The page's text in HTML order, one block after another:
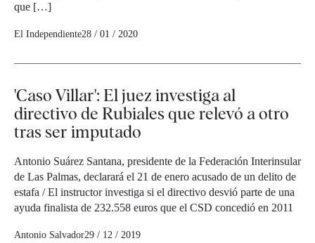
que […]
El Independiente28 / 01 / 2020
'Caso Villar': El juez investiga al
directivo de Rubiales que relevó a otro
tras ser imputado
Antonio Suárez Santana, presidente de la Federación Interinsular
de Las Palmas, declarará el 21 de enero acusado de un delito de
estafa / El instructor investiga si el directivo desvió parte de una
ayuda finalista de 232.558 euros que el CSD concedió en 2011
Antonio Salvador29 / 12 / 2019